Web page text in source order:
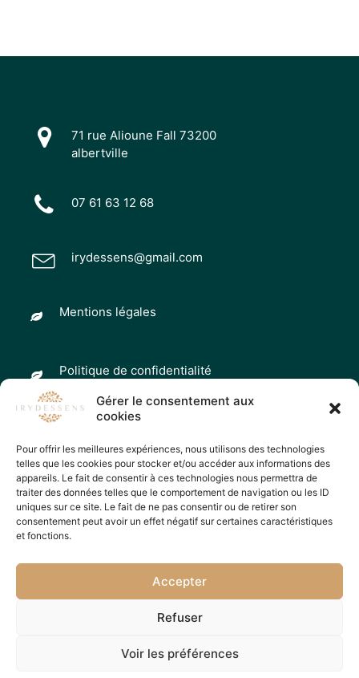
Gérer le consentement aux
cookies
Pour offrir les meilleures expériences, nous utilisons des technologies
telles que les cookies pour stocker et/ou accéder aux informations des
appareils. Le fait de consentir à ces technologies nous permettra de
traiter des données telles que le comportement de navigation ou les ID
uniques sur ce site. Le fait de ne pas consentir ou de retirer son
consentement peut avoir un effet négatif sur certaines caractéristiques
et fonctions.
Accepter
Refuser
Voir les préférences
71 rue Alioune Fall 73200
albertville
07 61 63 12 68
irydessens@gmail.com
Mentions légales
Politique de confidentialité
Entreprise adhérente à la médiation Cm2C – 14, rue St Jean
-75017 Paris – cm2c@cm2c.net
Albertville. | Tous droits réservés.